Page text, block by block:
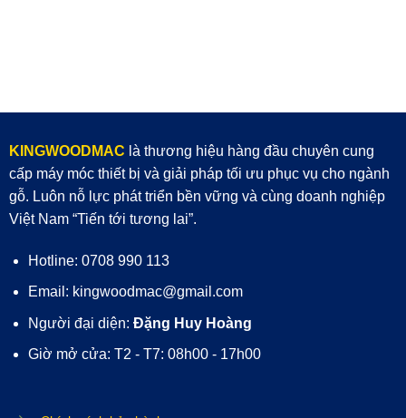
KINGWOODMAC là thương hiệu hàng đầu chuyên cung
cấp máy móc thiết bị và giải pháp tối ưu phục vụ cho ngành
gỗ. Luôn nỗ lực phát triển bền vững và cùng doanh nghiệp
Việt Nam “Tiến tới tương lai”.
Hotline: 0708 990 113
Email: kingwoodmac@gmail.com
Người đại diện: Đặng Huy Hoàng
Giờ mở cửa: T2 - T7: 08h00 - 17h00